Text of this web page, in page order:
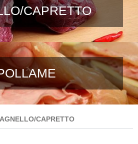
CAPRETTO
CAPRETTO